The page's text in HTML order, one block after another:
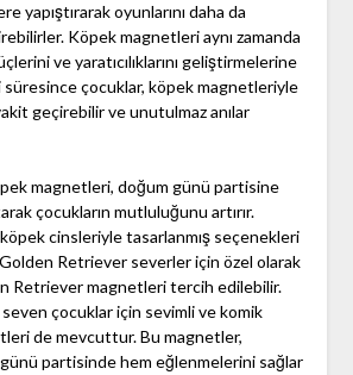
yapıştırarak oyunlarını daha da
Köpek magnetleri aynı zamanda
ve yaratıcılıklarını geliştirmelerine
süresince çocuklar, köpek magnetleriyle
geçirebilir ve unutulmaz anılar
magnetleri, doğum günü partisine
çocukların mutluluğunu artırır.
cinsleriyle tasarlanmış seçenekleri
Retriever severler için özel olarak
Retriever magnetleri tercih edilebilir.
seven çocuklar için sevimli ve komik
de mevcuttur. Bu magnetler,
partisinde hem eğlenmelerini sağlar